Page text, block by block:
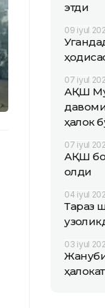
этди
09 iyul
07 iyul
АҚШ
ҳалок
07 iyul
АҚШ
қолди
04 iyul
Тараз
03 iyul